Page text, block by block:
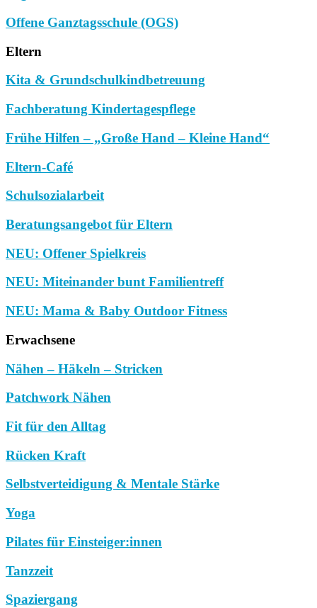
Offene Ganztagsschule (OGS)
Eltern
Kita & Grundschulkindbetreuung
Fachberatung Kindertagespflege
Frühe Hilfen – „Große Hand – Kleine Hand“
Eltern-Café
Schulsozialarbeit
Beratungsangebot für Eltern
NEU: Offener Spielkreis
NEU: Miteinander bunt Familientreff
NEU: Mama & Baby Outdoor Fitness
Erwachsene
Nähen – Häkeln – Stricken
Patchwork Nähen
Fit für den Alltag
Rücken Kraft
Selbstverteidigung & Mentale Stärke
Yoga
Pilates für Einsteiger:innen
Tanzzeit
Spaziergang